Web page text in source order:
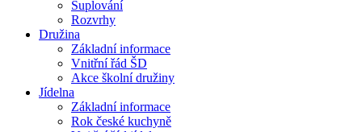
Suplování
Rozvrhy
Družina
Základní informace
Vnitřní řád ŠD
Akce školní družiny
Jídelna
Základní informace
Rok české kuchyně